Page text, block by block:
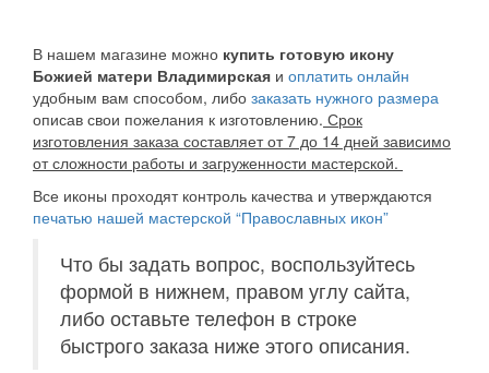
В нашем магазине можно купить готовую икону
Божией матери Владимирская и оплатить онлайн
удобным вам способом, либо заказать нужного размера
описав свои пожелания к изготовлению. Срок
изготовления заказа составляет от 7 до 14 дней зависимо
от сложности работы и загруженности мастерской.
Все иконы проходят контроль качества и утверждаются
печатью нашей мастерской “Православных икон”
Что бы задать вопрос, воспользуйтесь
формой в нижнем, правом углу сайта,
либо оставьте телефон в строке
быстрого заказа ниже этого описания.